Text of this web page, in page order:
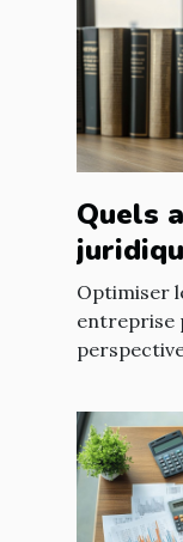
Quels
Optimiser
entreprise